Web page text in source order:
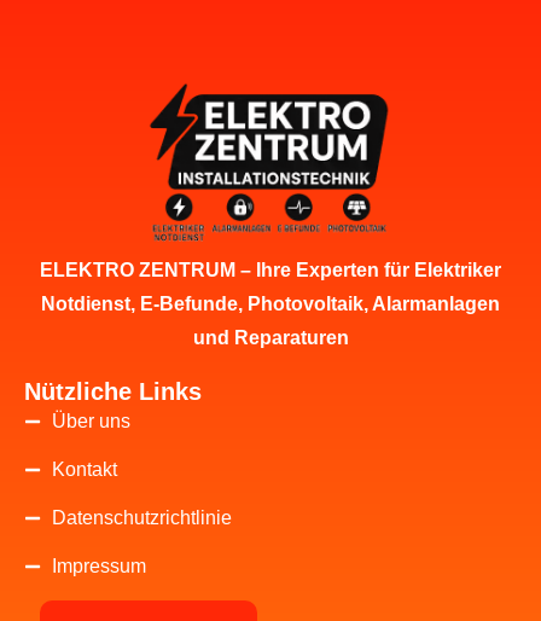
Nützliche Links
Über uns
Kontakt
Datenschutzrichtlinie
Impressum
ELEKTRO ZENTRUM – Ihre Experten für Elektriker
Notdienst, E-Befunde, Photovoltaik, Alarmanlagen
und Reparaturen